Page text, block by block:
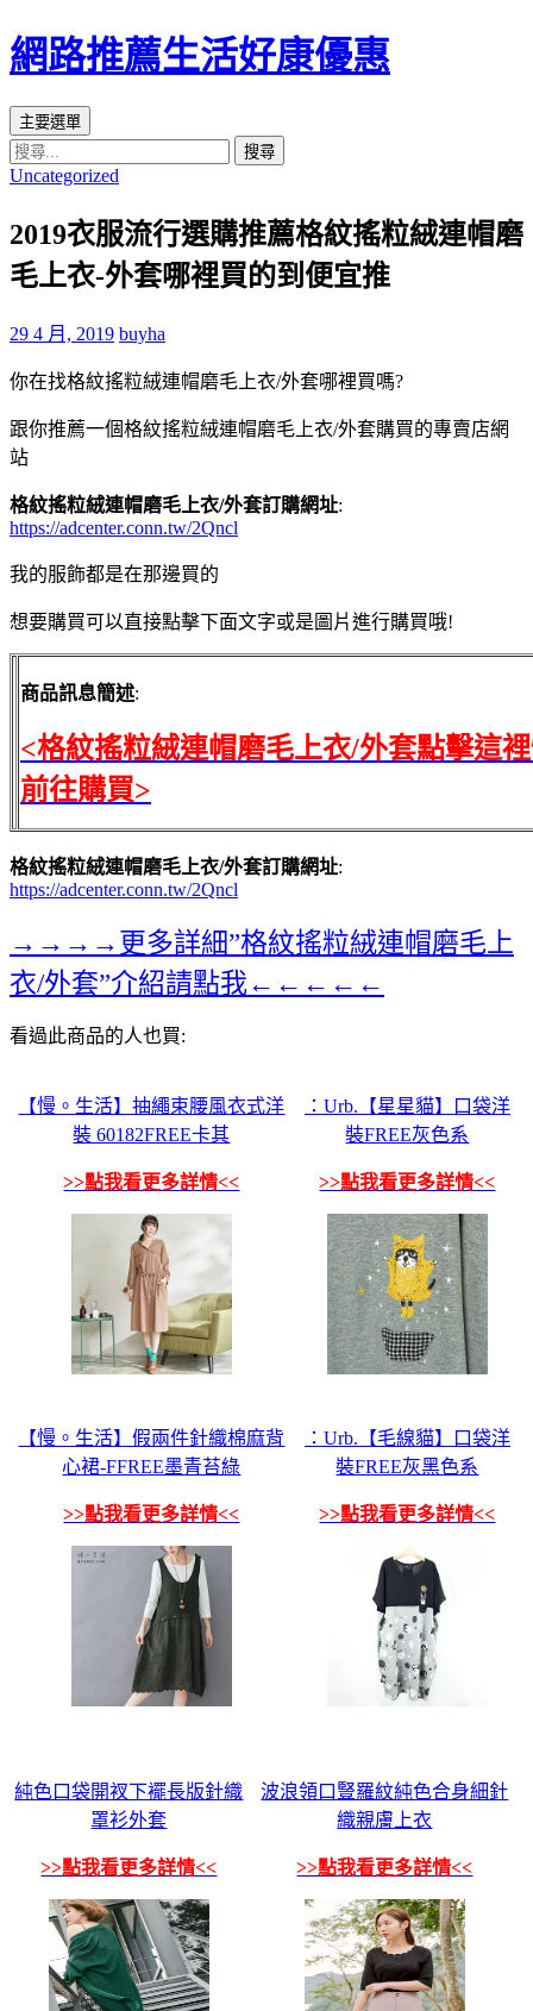
網路推薦生活好康優惠
搜
尋
主要選單
主
內
容
區
搜
尋
鍵
字:
Uncategorized
2019衣服流行選購推薦格紋搖粒絨連帽磨
毛上衣-外套哪裡買的到便宜推
29 4 月, 2019 buyha
你在找格紋搖粒絨連帽磨毛上衣/外套哪裡買嗎?
跟你推薦一個格紋搖粒絨連帽磨毛上衣/外套購買的專賣店網
站
格紋搖粒絨連帽磨毛上衣/外套訂購網址:
https://adcenter.conn.tw/2Qncl
我的服飾都是在那邊買的
想要購買可以直接點擊下面文字或是圖片進行購買哦!
商品訊息簡述:
<格紋搖粒絨連帽磨毛上衣/外套點擊這
前往購買>
格紋搖粒絨連帽磨毛上衣/外套訂購網址:
https://adcenter.conn.tw/2Qncl
→→→→更多詳細”格紋搖粒絨連帽磨毛上
衣/外套”介紹請點我←←←←←
看過此商品的人也買:
【慢。生活】抽繩束腰風衣式洋
裝 60182FREE卡其
>>點我看更多詳情<<
：Urb.【星星貓】口袋洋
裝FREE灰色系
>>點我看更多詳情<<
【慢。生活】假兩件針織棉麻背
心裙-FFREE墨青苔綠
>>點我看更多詳情<<
：Urb.【毛線貓】口袋洋
裝FREE灰黑色系
>>點我看更多詳情<<
純色口袋開衩下襬長版針織
罩衫外套
>>點我看更多詳情<<
波浪領口豎羅紋純色合身細針
織親膚上衣
>>點我看更多詳情<<